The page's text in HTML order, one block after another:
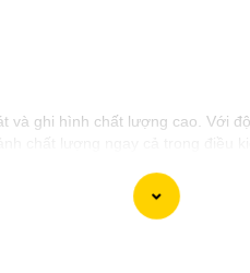
và ghi hình chất lượng cao. Với